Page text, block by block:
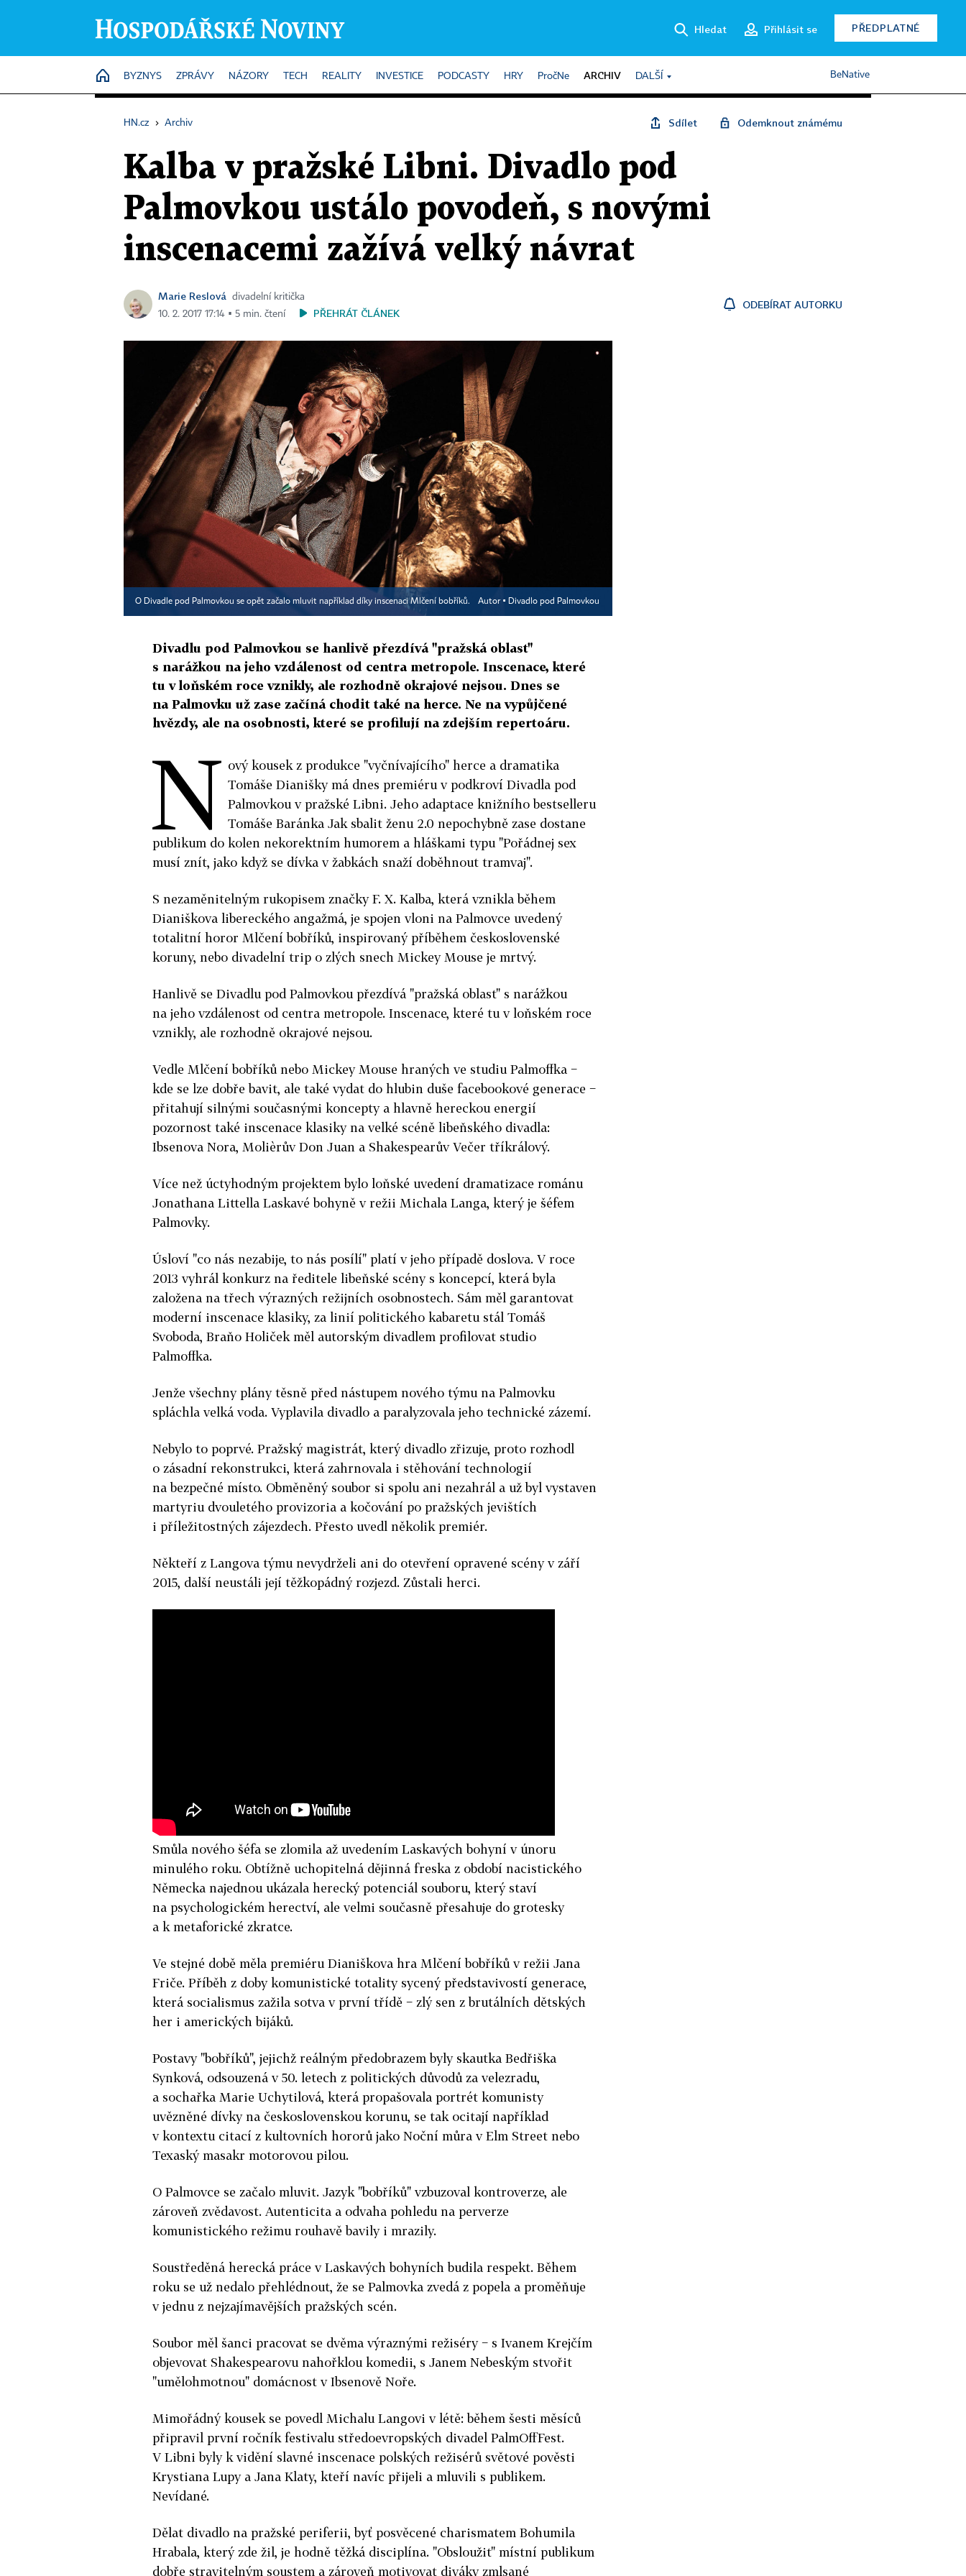
Hledat Přihlásit se PŘEDPLATNÉ
HOME
BYZNYS ZPRÁVY NÁZORY TECH REALITY INVESTICE PODCASTY HRY PročNe ARCHIV DALŠÍ BeNative
HN.cz › Archiv Sdílet Odemknout známému
Kalba v pražské Libni. Divadlo pod
Palmovkou ustálo povodeň, s novými
inscenacemi zažívá velký návrat
Marie Reslová
divadelní kritička
10. 2. 2017 17:14 ▪ 5 min. čtení
PŘEHRÁT ČLÁNEK
ODEBÍRAT AUTORKU
O Divadle pod Palmovkou se opět začalo mluvit například díky inscenaci Mlčení bobříků. Autor ▪ Divadlo pod Palmovkou
Divadlu pod Palmovkou se hanlivě přezdívá "pražská oblast"
s narážkou na jeho vzdálenost od centra metropole. Inscenace, které
tu v loňském roce vznikly, ale rozhodně okrajové nejsou. Dnes se
na Palmovku už zase začíná chodit také na herce. Ne na vypůjčené
hvězdy, ale na osobnosti, které se profilují na zdejším repertoáru.
N ový kousek z produkce "vyčnívajícího" herce a dramatika
Tomáše Dianišky má dnes premiéru v podkroví Divadla pod
Palmovkou v pražské Libni. Jeho adaptace knižního bestselleru
Tomáše Baránka Jak sbalit ženu 2.0 nepochybně zase dostane
publikum do kolen nekorektním humorem a hláškami typu "Pořádnej sex
musí znít, jako když se dívka v žabkách snaží doběhnout tramvaj".
S nezaměnitelným rukopisem značky F. X. Kalba, která vznikla během
Dianiškova libereckého angažmá, je spojen vloni na Palmovce uvedený
totalitní horor Mlčení bobříků, inspirovaný příběhem československé
koruny, nebo divadelní trip o zlých snech Mickey Mouse je mrtvý.
Hanlivě se Divadlu pod Palmovkou přezdívá "pražská oblast" s narážkou
na jeho vzdálenost od centra metropole. Inscenace, které tu v loňském roce
vznikly, ale rozhodně okrajové nejsou.
Vedle Mlčení bobříků nebo Mickey Mouse hraných ve studiu Palmoffka −
kde se lze dobře bavit, ale také vydat do hlubin duše facebookové generace −
přitahují silnými současnými koncepty a hlavně hereckou energií
pozornost také inscenace klasiky na velké scéně libeňského divadla:
Ibsenova Nora, Molièrův Don Juan a Shakespearův Večer tříkrálový.
Více než úctyhodným projektem bylo loňské uvedení dramatizace románu
Jonathana Littella Laskavé bohyně v režii Michala Langa, který je šéfem
Palmovky.
Úsloví "co nás nezabije, to nás posílí" platí v jeho případě doslova. V roce
2013 vyhrál konkurz na ředitele libeňské scény s koncepcí, která byla
založena na třech výrazných režijních osobnostech. Sám měl garantovat
moderní inscenace klasiky, za linií politického kabaretu stál Tomáš
Svoboda, Braňo Holiček měl autorským divadlem profilovat studio
Palmoffka.
Jenže všechny plány těsně před nástupem nového týmu na Palmovku
spláchla velká voda. Vyplavila divadlo a paralyzovala jeho technické zázemí.
Nebylo to poprvé. Pražský magistrát, který divadlo zřizuje, proto rozhodl
o zásadní rekonstrukci, která zahrnovala i stěhování technologií
na bezpečné místo. Obměněný soubor si spolu ani nezahrál a už byl vystaven
martyriu dvouletého provizoria a kočování po pražských jevištích
i příležitostných zájezdech. Přesto uvedl několik premiér.
Někteří z Langova týmu nevydrželi ani do otevření opravené scény v září
2015, další neustáli její těžkopádný rozjezd. Zůstali herci.
Smůla nového šéfa se zlomila až uvedením Laskavých bohyní v únoru
minulého roku. Obtížně uchopitelná dějinná freska z období nacistického
Německa najednou ukázala herecký potenciál souboru, který staví
na psychologickém herectví, ale velmi současně přesahuje do grotesky
a k metaforické zkratce.
Ve stejné době měla premiéru Dianiškova hra Mlčení bobříků v režii Jana
Friče. Příběh z doby komunistické totality sycený představivostí generace,
která socialismus zažila sotva v první třídě − zlý sen z brutálních dětských
her i amerických bijáků.
Postavy "bobříků", jejichž reálným předobrazem byly skautka Bedřiška
Synková, odsouzená v 50. letech z politických důvodů za velezradu,
a sochařka Marie Uchytilová, která propašovala portrét komunisty
uvězněné dívky na československou korunu, se tak ocitají například
v kontextu citací z kultovních hororů jako Noční můra v Elm Street nebo
Texaský masakr motorovou pilou.
O Palmovce se začalo mluvit. Jazyk "bobříků" vzbuzoval kontroverze, ale
zároveň zvědavost. Autenticita a odvaha pohledu na perverze
komunistického režimu rouhavě bavily i mrazily.
Soustředěná herecká práce v Laskavých bohyních budila respekt. Během
roku se už nedalo přehlédnout, že se Palmovka zvedá z popela a proměňuje
v jednu z nejzajímavějších pražských scén.
Soubor měl šanci pracovat se dvěma výraznými režiséry − s Ivanem Krejčím
objevovat Shakespearovu nahořklou komedii, s Janem Nebeským stvořit
"umělohmotnou" domácnost v Ibsenově Noře.
Mimořádný kousek se povedl Michalu Langovi v létě: během šesti měsíců
připravil první ročník festivalu středoevropských divadel PalmOffFest.
V Libni byly k vidění slavné inscenace polských režisérů světové pověsti
Krystiana Lupy a Jana Klaty, kteří navíc přijeli a mluvili s publikem.
Nevídané.
Dělat divadlo na pražské periferii, byť posvěcené charismatem Bohumila
Hrabala, který zde žil, je hodně těžká disciplína. "Obsloužit" místní publikum
dobře stravitelným soustem a zároveň motivovat diváky zmlsané